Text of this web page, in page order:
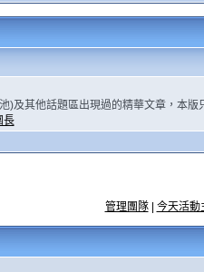
)及其他話題區出現過的精華文章，本版
長
管理團隊| 今天活動